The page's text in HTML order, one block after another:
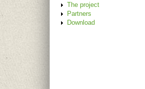
The project
Partners
Download